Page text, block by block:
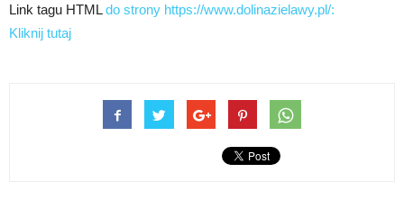
Link tagu HTMLdo strony https://www.dolinazielawy.pl/:
Kliknij tutaj